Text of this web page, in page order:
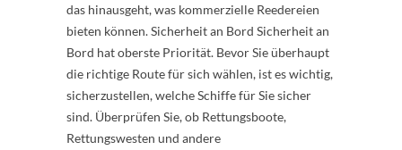
das hinausgeht, was kommerzielle Reedereien
bieten können. Sicherheit an Bord Sicherheit an
Bord hat oberste Priorität. Bevor Sie überhaupt
die richtige Route für sich wählen, ist es wichtig,
sicherzustellen, welche Schiffe für Sie sicher
sind. Überprüfen Sie, ob Rettungsboote,
Rettungswesten und andere